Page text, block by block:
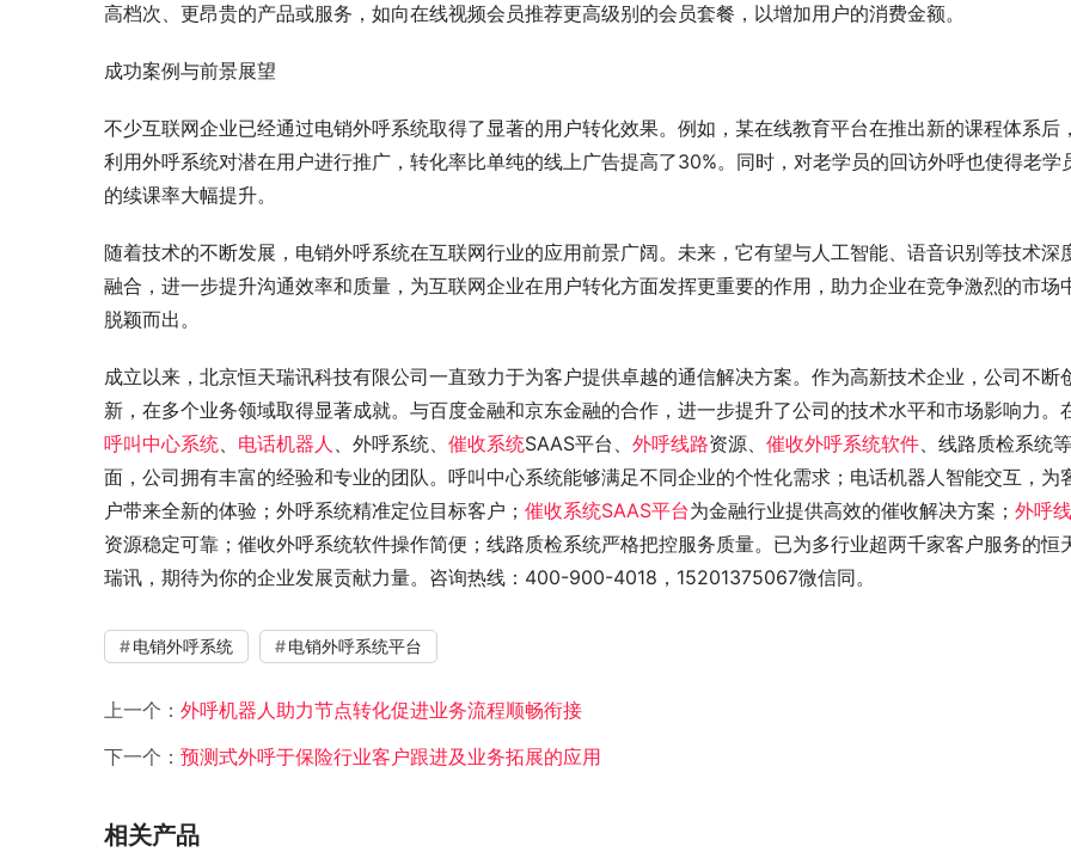
高档次、更昂贵的产品或服务，如向在线视频会员推荐更高级别的会员套餐，以增加用户的消费金额。
成功案例与前景展望
不少互联网企业已经通过电销外呼系统取得了显著的用户转化效果。例如，某在线教育平台在推出新的课程体系后，
利用外呼系统对潜在用户进行推广，转化率比单纯的线上广告提高了30%。同时，对老学员的回访外呼也使得老学
的续课率大幅提升。
随着技术的不断发展，电销外呼系统在互联网行业的应用前景广阔。未来，它有望与人工智能、语音识别等技术深
融合，进一步提升沟通效率和质量，为互联网企业在用户转化方面发挥更重要的作用，助力企业在竞争激烈的市场
脱颖而出。
成立以来，北京恒天瑞讯科技有限公司一直致力于为客户提供卓越的通信解决方案。作为高新技术企业，公司不断
新，在多个业务领域取得显著成就。与百度金融和京东金融的合作，进一步提升了公司的技术水平和市场影响力。
呼叫中心系统、 电话机器人 、外呼系统、 催收系统SAAS平台、 外呼线路资源、 催收外呼系统软件、线路质检系统
面，公司拥有丰富的经验和专业的团队。呼叫中心系统能够满足不同企业的个性化需求；电话机器人智能交互，为
户带来全新的体验；外呼系统精准定位目标客户； 催收系统SAAS平台为金融行业提供高效的催收解决方案； 外呼
资源稳定可靠；催收外呼系统软件操作简便；线路质检系统严格把控服务质量。已为多行业超两千家客户服务的恒
瑞讯，期待为你的企业发展贡献力量。咨询热线：400-900-4018，15201375067微信同。
电销外呼系统 电销外呼系统平台
上一个： 外呼机器人助力节点转化促进业务流程顺畅衔接
下一个： 预测式外呼于保险行业客户跟进及业务拓展的应用
相关产品